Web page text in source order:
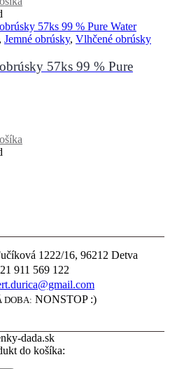
Jemné obrúsky, Vlhčené obrúsky
57ks 99 % Pure
1222/16, 96212 Detva
911 569 122
DOBA: NONSTOP :)
dada.sk
do košíka: